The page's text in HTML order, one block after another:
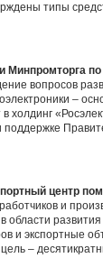
типы
Минпромторга
вопросов
–
холдинг
поддержке
центр
и
области
и экспортные
–